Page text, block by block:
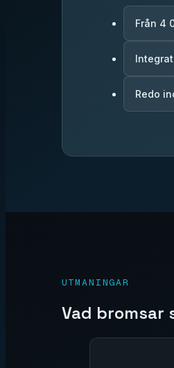
Från 4
Redo
UTMANINGAR
Vad bromsar